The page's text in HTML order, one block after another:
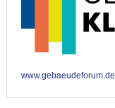
www.gebaeudeforum.de